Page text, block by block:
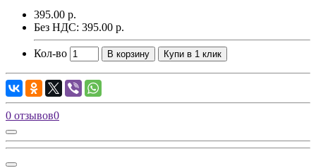
395.00 р.
Без НДС: 395.00 р.
Кол-во В корзину Купи в 1 клик
0 отзывов0